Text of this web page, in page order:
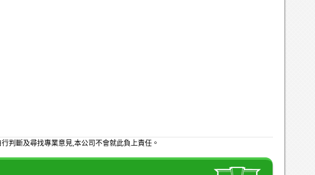
判斷及尋找專業意見,本公司不會就此負上責任。